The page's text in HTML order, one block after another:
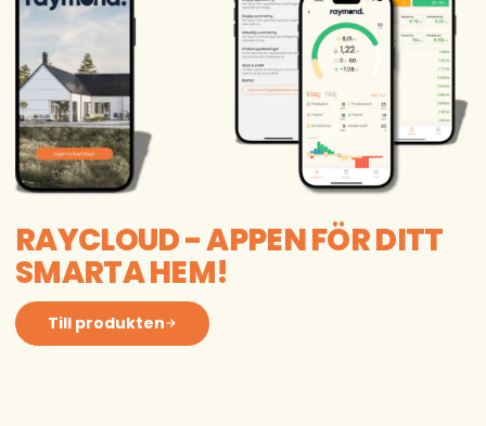
RAYCLOUD - APPEN FÖR DITT
SMARTA HEM!
Till produkten